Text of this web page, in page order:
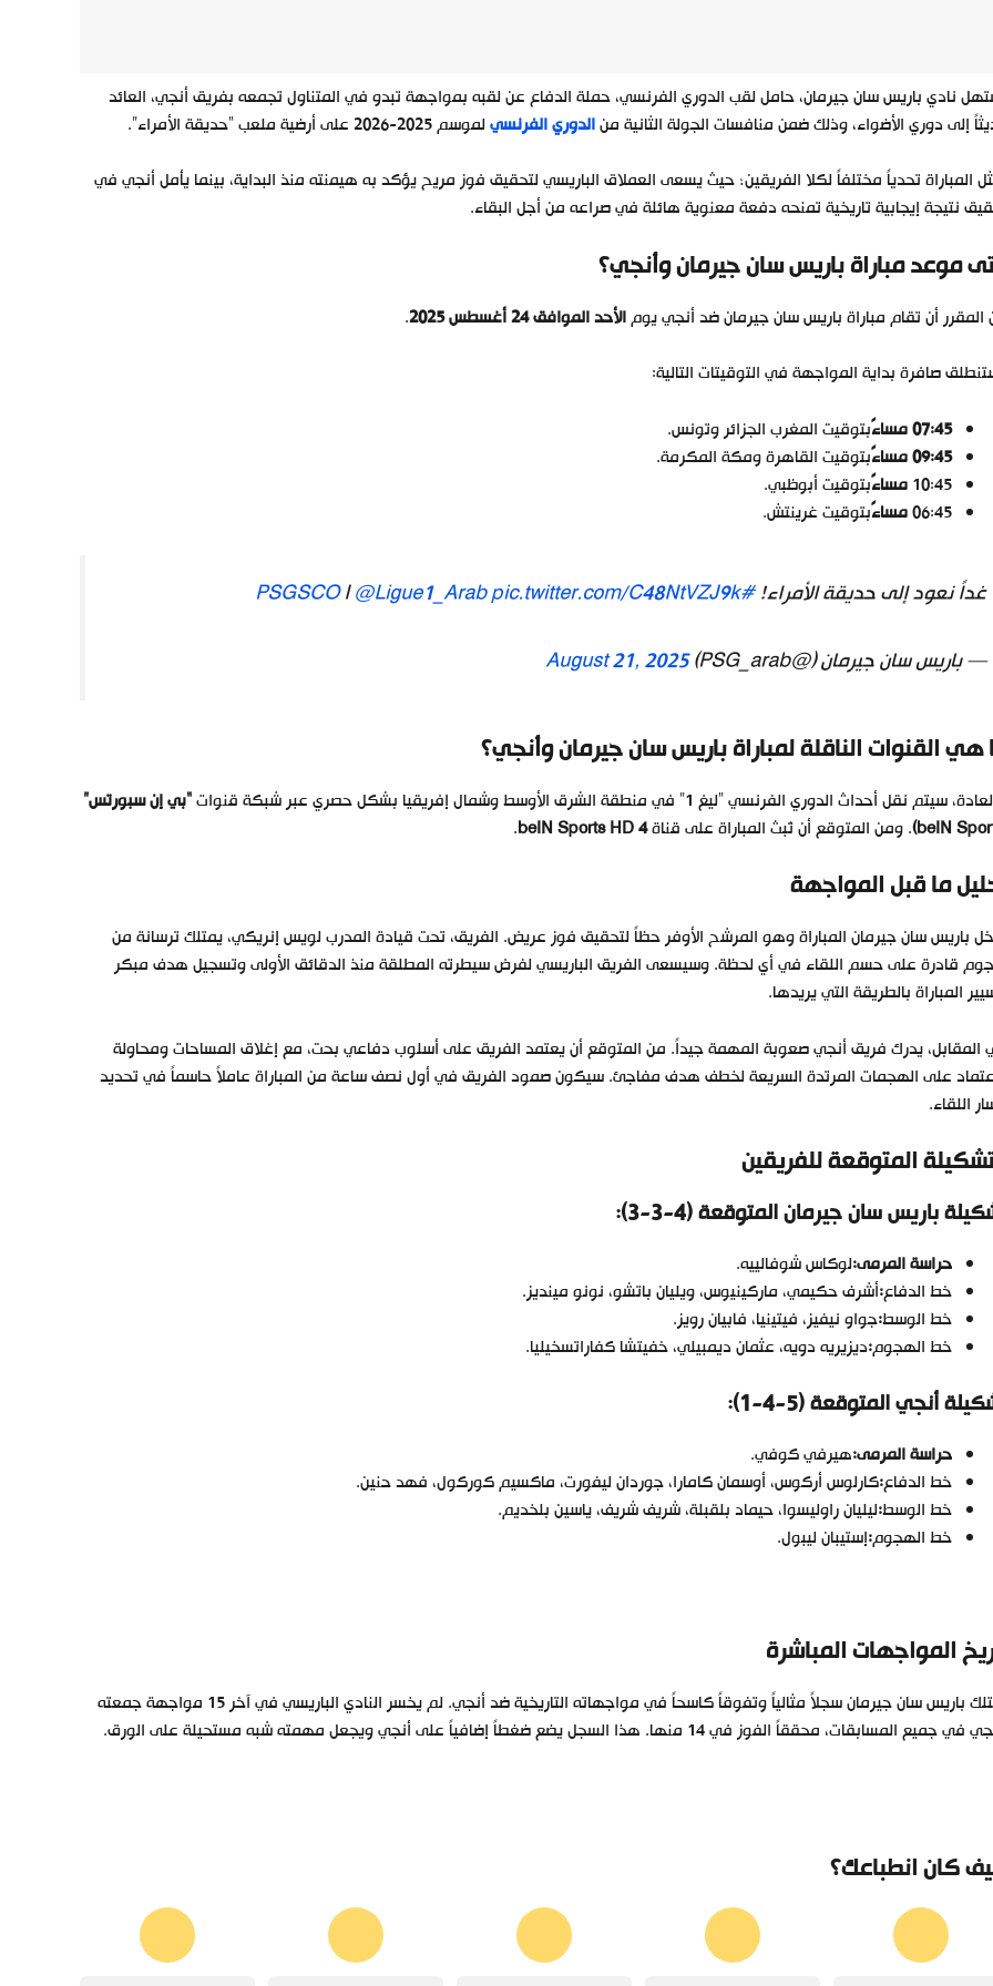
نادي باريس سان جيرمان، حامل لقب الدوري الفرنسي، حملة الدفاع عن لقبه بمواجهة تبدو في المتناول تجمعه بفريق أنجي، العائد
إلى دوري الأضواء، وذلك ضمن منافسات الجولة الثانية منالدوري الفرنسيلموسم 2025-2026 على أرضية ملعب “حديقة الأمراء”.
المباراة تحدياً مختلفاً لكلا الفريقين؛ حيث يسعى العملاق الباريسي لتحقيق فوز مريح يؤكد به هيمنته منذ البداية، بينما يأمل أنجي في
نتيجة إيجابية تاريخية تمنحه دفعة معنوية هائلة في صراعه من أجل البقاء.
موعد مباراة باريس سان جيرمان وأنجي؟
أن تقام مباراة باريس سان جيرمان ضد أنجي يومالأحد الموافق 24 أغسطس 2025
.
صافرة بداية المواجهة في التوقيتات التالية:
07:45مساءًبتوقيت المغرب الجزائر وتونس.
09:45مساءًبتوقيت القاهرة ومكة المكرمة.
10:45مساءًبتوقيت أبوظبي.
06:45مساءًبتوقيت غرينتش.
غداً نعود إلى حديقة الأمراء!#PSGSCO
I@Ligue1_Arabpic.twitter.com/C48NtVZJ9k
— باريس سان جيرمان (@PSG_arab)
August 21, 2025
هي القنوات الناقلة لمباراة باريس سان جيرمان وأنجي؟
سيتم نقل أحداث الدوري الفرنسي “ليغ 1” في منطقة الشرق الأوسط وشمال إفريقيا بشكل حصري عبر شبكة قنوات “بي إن سبورتس”
. ومن المتوقع أن تُبث المباراة على قناةbeIN Sports HD 4
.
ما قبل المواجهة
باريس سان جيرمان المباراة وهو المرشح الأوفر حظاً لتحقيق فوز عريض. الفريق، تحت قيادة المدرب لويس إنريكي، يمتلك ترسانة من
قادرة على حسم اللقاء في أي لحظة. وسيسعى الفريق الباريسي لفرض سيطرته المطلقة منذ الدقائق الأولى وتسجيل هدف مبكر
المباراة بالطريقة التي يريدها.
المقابل، يدرك فريق أنجي صعوبة المهمة جيداً. من المتوقع أن يعتمد الفريق على أسلوب دفاعي بحت، مع إغلاق المساحات ومحاولة
على الهجمات المرتدة السريعة لخطف هدف مفاجئ. سيكون صمود الفريق في أول نصف ساعة من المباراة عاملاً حاسماً في تحديد
اللقاء.
المتوقعة للفريقين
باريس سان جيرمان المتوقعة (4-3-3 ):
حراسة المرمى:لوكاس شوفالييه.
خط الدفاع:أشرف حكيمي، ماركينيوس، ويليان باتشو، نونو مينديز.
خط الوسط:جواو نيفيز، فيتينيا، فابيان رويز.
خط الهجوم:ديزيريه دويه، عثمان ديمبيلي، خفيتشا كفاراتسخيليا.
أنجي المتوقعة (5-4-1 ):
حراسة المرمى:هيرفي كوفي.
خط الدفاع:كارلوس أركوس، أوسمان كامارا، جوردان ليفورت، ماكسيم كوركول، فهد حنين.
خط الوسط:ليليان راوليسوا، حيماد بلقبلة، شريف شريف، ياسين بلخديم.
خط الهجوم:إستيبان ليبول.
المواجهات المباشرة
يمتلك باريس سان جيرمان سجلاً مثالياً وتفوقاً كاسحاً في مواجهاته التاريخية ضد أنجي. لم يخسر النادي الباريسي في آخر 15 مواجهة جمعته
جميع المسابقات، محققاً الفوز في 14 منها. هذا السجل يضع ضغطاً إضافياً على أنجي ويجعل مهمته شبه مستحيلة على الورق.
كان انطباعك؟